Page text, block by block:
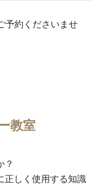
予約くださいませ
教室
？
正しく使用する知識